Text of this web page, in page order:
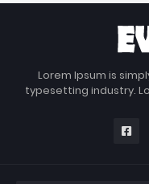
Lorem Ipsum is
typesetting industry.